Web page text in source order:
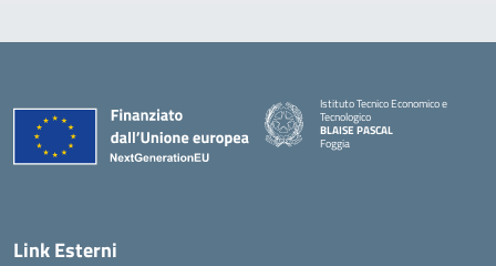
Istituto Tecnico Economico e
Tecnologico
BLAISE PASCAL
Foggia
— Visita la pagina iniziale della scuola
Link Esterni